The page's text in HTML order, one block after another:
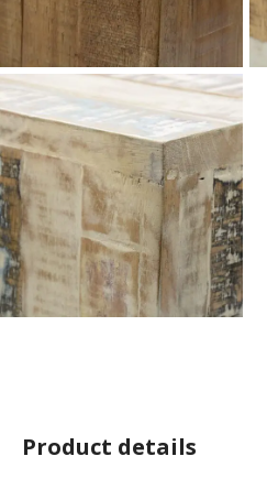
Product details